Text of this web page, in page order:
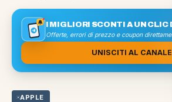
I MIGLIORI SCONTI A UN CLIC
Offerte, errori di prezzo e coupon
UNISCITI AL CANALE
APPLE